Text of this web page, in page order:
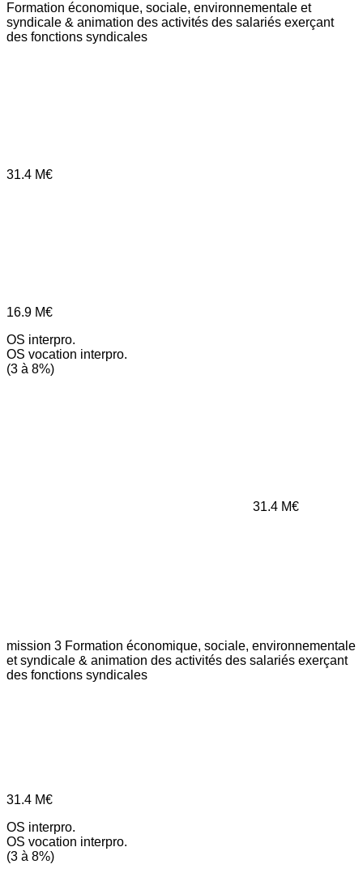
Formation économique, sociale, environnementale et
syndicale & animation des activités des salariés exerçant
des fonctions syndicales
31.4 M€
16.9 M€
OS interpro.
OS vocation interpro.
(3 à 8%)
31.4 M€
mission 3 Formation économique, sociale, environnementale
et syndicale & animation des activités des salariés exerçant
des fonctions syndicales
31.4 M€
OS interpro.
OS vocation interpro.
(3 à 8%)